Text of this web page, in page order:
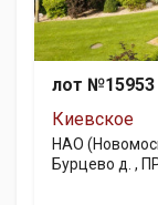
лот №15953
Киевское
НАО
Бурцево д. ,